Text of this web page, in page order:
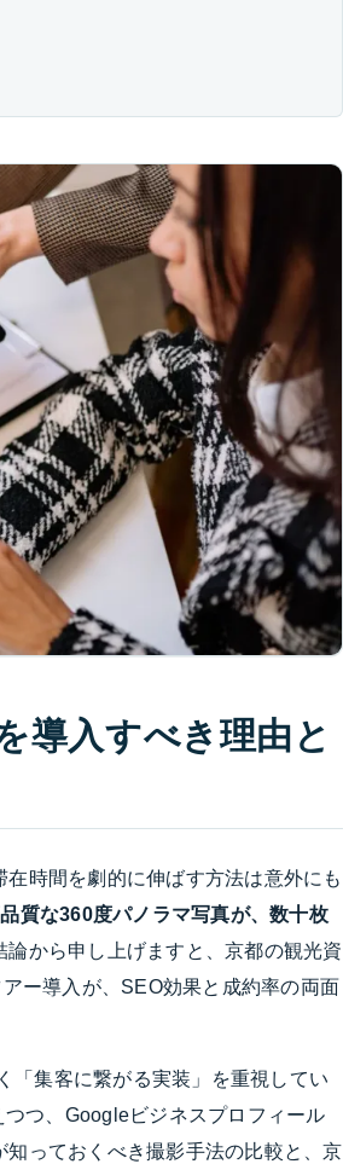
導入すべき理由と
時間を劇的に伸ばす方法は意外にも
質な360度パノラマ写真が、数十枚
論から申し上げますと、京都の観光資
ー導入が、SEO効果と成約率の両面
「集客に繋がる実装」を重視してい
つ、Googleビジネスプロフィール
っておくべき撮影手法の比較と、京